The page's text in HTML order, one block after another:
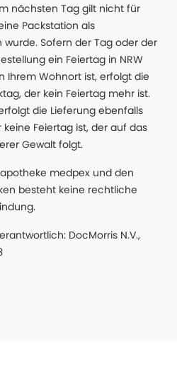
nächsten Tag gilt nicht für
Packstation als
Sofern der Tag oder der
ein Feiertag in NRW
Ihrem Wohnort ist, erfolgt die
der kein Feiertag mehr ist.
die Lieferung ebenfalls
Feiertag ist, der auf das
Gewalt folgt.
medpex und den
besteht keine rechtliche
DocMorris N.V.,